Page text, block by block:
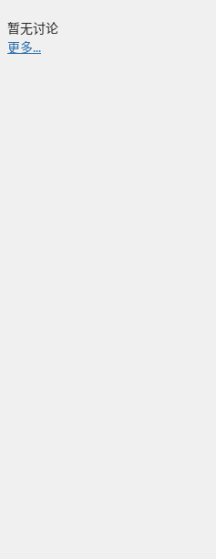
暂无讨论
更多...